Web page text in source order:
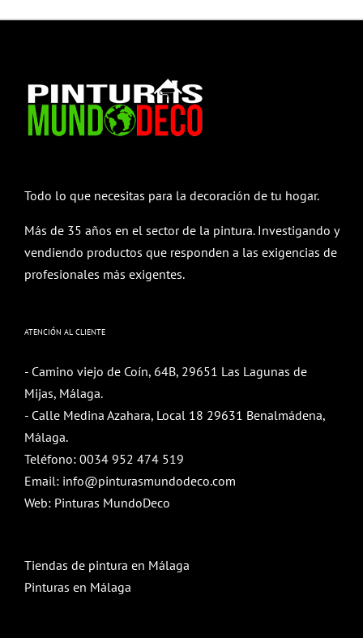
Todo lo que necesitas para la decoración de tu hogar.
Más de 35 años en el sector de la pintura. Investigando y
vendiendo productos que responden a las exigencias de
profesionales más exigentes.
ATENCIÓN AL CLIENTE
- Camino viejo de Coín, 64B, 29651 Las Lagunas de
Mijas, Málaga.
- Calle Medina Azahara, Local 18 29631 Benalmádena,
Málaga.
Teléfono: 0034 952 474 519
Email: info@pinturasmundodeco.com
Web: Pinturas MundoDeco
Tiendas de pintura en Málaga
Pinturas en Málaga